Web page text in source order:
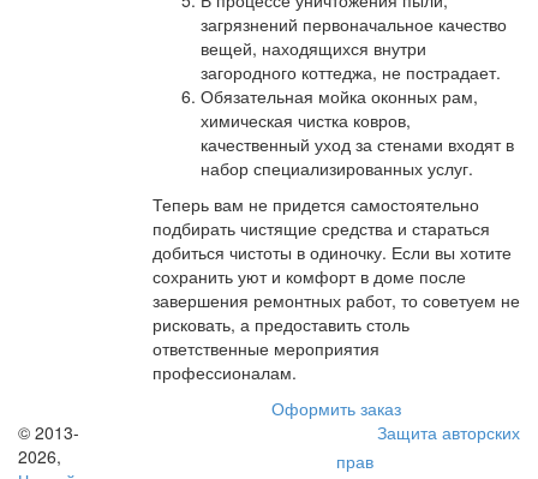
загрязнений первоначальное качество
вещей, находящихся внутри
загородного коттеджа, не пострадает.
Обязательная мойка оконных рам,
химическая чистка ковров,
качественный уход за стенами входят в
набор специализированных услуг.
Теперь вам не придется самостоятельно
подбирать чистящие средства и стараться
добиться чистоты в одиночку. Если вы хотите
сохранить уют и комфорт в доме после
завершения ремонтных работ, то советуем не
рисковать, а предоставить столь
ответственные мероприятия
профессионалам.
Оформить заказ
© 2013-
2026,
Защита авторских
прав